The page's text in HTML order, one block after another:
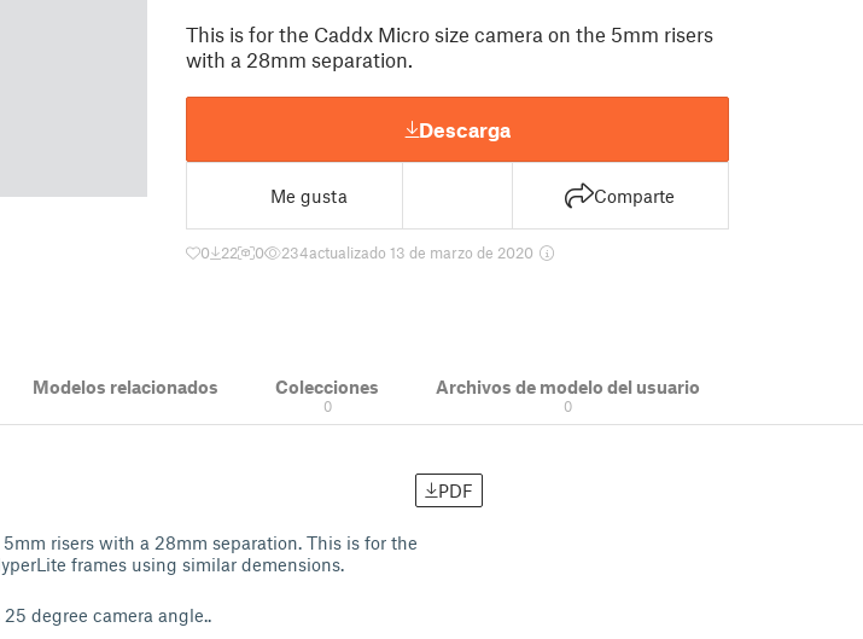
This is for the Caddx Micro size camera on the 5mm risers
with a 28mm separation.
Descarga
Me gusta Comparte
0 22 0 234actualizado 13 de marzo de 2020
Modelos relacionados Colecciones
0
Archivos de modelo del usuario
0
PDF
risers with a 28mm separation. This is for the
frames using similar demensions.
degree camera angle..